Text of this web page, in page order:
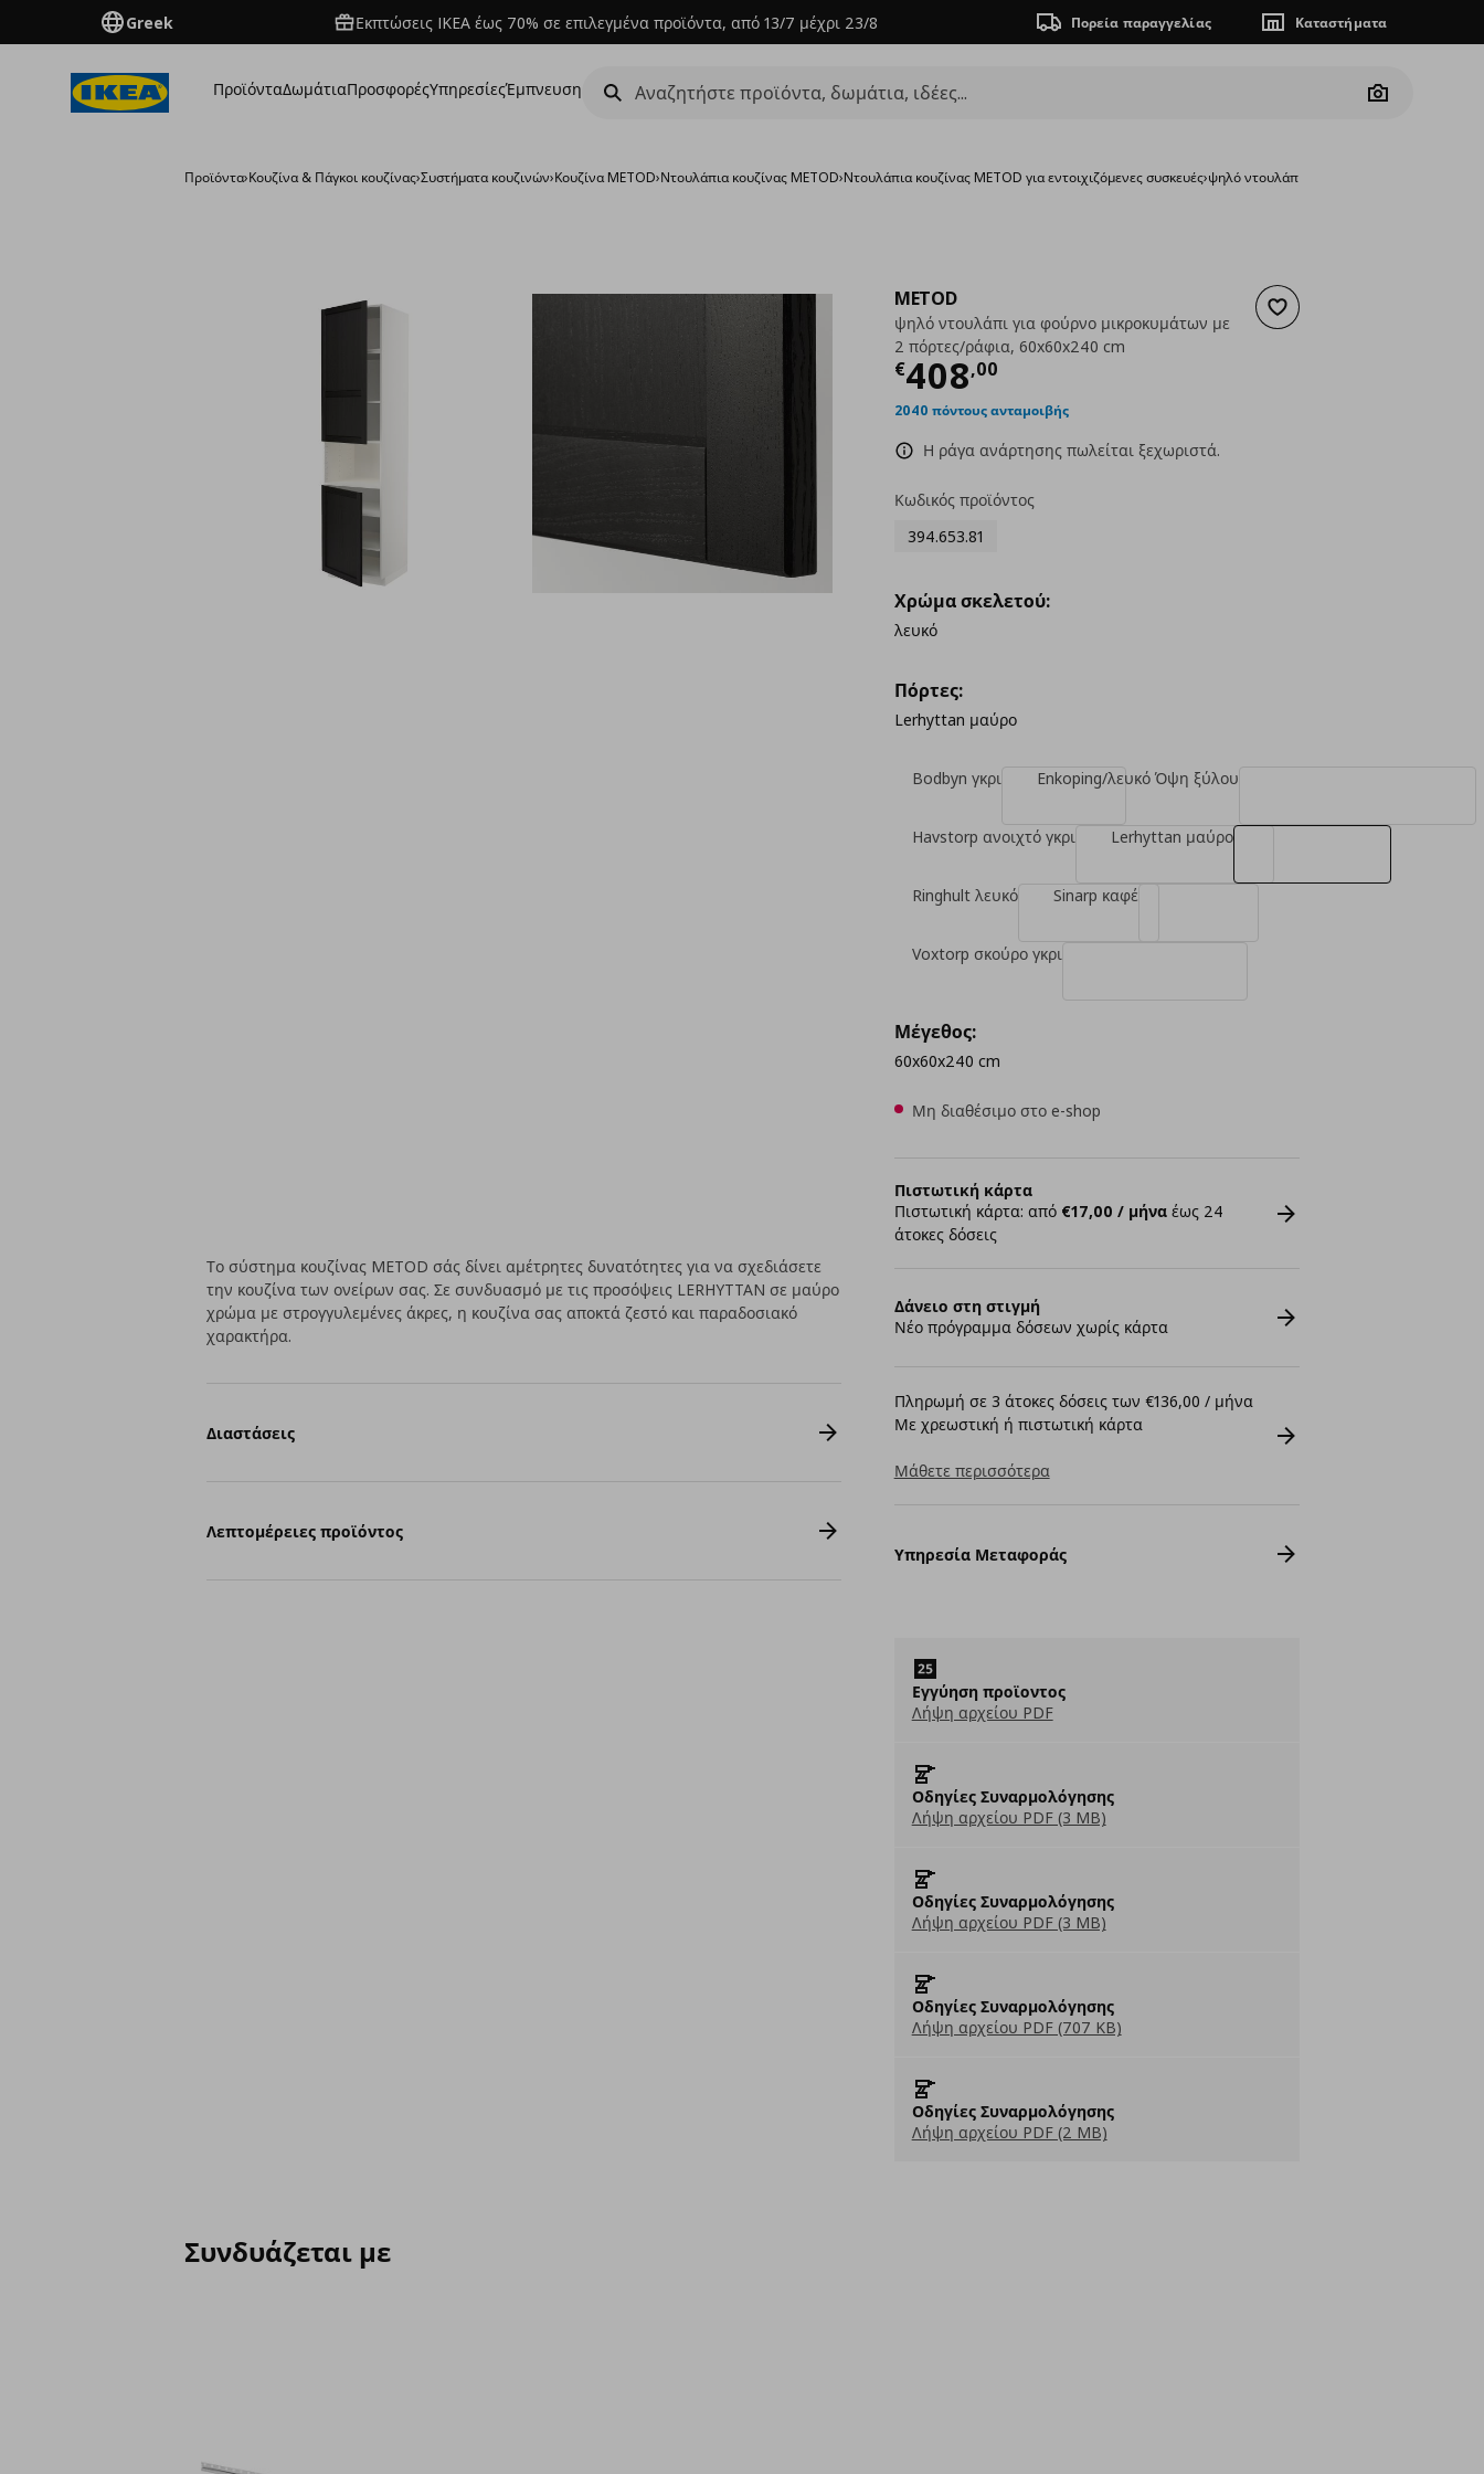
Greek Εκπτώσεις IKEA έως 70% σε επιλεγμένα προϊόντα, από 13/7 μέχρι 23/8 Πορεία παραγγελίας Καταστήματα
ΠροϊόνταΔωμάτιαΠροσφορέςΥπηρεσίεςΈμπνευση
Camera
Προϊόντα›Κουζίνα & Πάγκοι κουζίνας›Συστήματα κουζινών›Κουζίνα METOD›Ντουλάπια κουζίνας METOD›Nτουλάπια κουζίνας METOD για εντοιχιζόμενες συσκευές›ψηλό ντουλάπι για φούρνο μικροκυμάτων
Προσθήκη στα αγαπημένα
METOD
ψηλό ντουλάπι για φούρνο μικροκυμάτων με
2 πόρτες/ράφια, 60x60x240 cm
€408,00
Τρέχουσα τιμή
2040 πόντους ανταμοιβής
Η ράγα ανάρτησης πωλείται ξεχωριστά.
Κωδικός προϊόντος
394.653.81
Χρώμα σκελετού:
λευκό
Πόρτες:
Lerhyttan μαύρο
Bodbyn γκρι Enkoping/λευκό Όψη ξύλου
Havstorp ανοιχτό γκρι Lerhyttan μαύρο
Ringhult λευκό Sinarp καφέ
Voxtorp σκούρο γκρι
Μέγεθος:
60x60x240 cm
Μη διαθέσιμο στο e-shop
Πιστωτική κάρτα
Πιστωτική κάρτα: από €17,00 / μήναέως 24
άτοκες δόσεις
Δάνειο στη στιγμή
Νέο πρόγραμμα δόσεων χωρίς κάρτα
Πληρωμή σε 3 άτοκες δόσεις των €136,00 / μήνα
Με χρεωστική ή πιστωτική κάρτα
Μάθετε περισσότερα
Υπηρεσία Μεταφοράς
Εγγύηση προϊοντος
Λήψη αρχείου PDF
Οδηγίες Συναρμολόγησης
Λήψη αρχείου PDF (3 MB)
Οδηγίες Συναρμολόγησης
Λήψη αρχείου PDF (3 MB)
Οδηγίες Συναρμολόγησης
Λήψη αρχείου PDF (707 KB)
Οδηγίες Συναρμολόγησης
Λήψη αρχείου PDF (2 MB)
Το σύστημα κουζίνας METOD σάς δίνει αμέτρητες δυνατότητες για να σχεδιάσετε
την κουζίνα των ονείρων σας. Σε συνδυασμό με τις προσόψεις LERHYTTAN σε μαύρο
χρώμα με στρογγυλεμένες άκρες, η κουζίνα σας αποκτά ζεστό και παραδοσιακό
χαρακτήρα.
Διαστάσεις
Λεπτομέρειες προϊόντος
Συνδυάζεται με